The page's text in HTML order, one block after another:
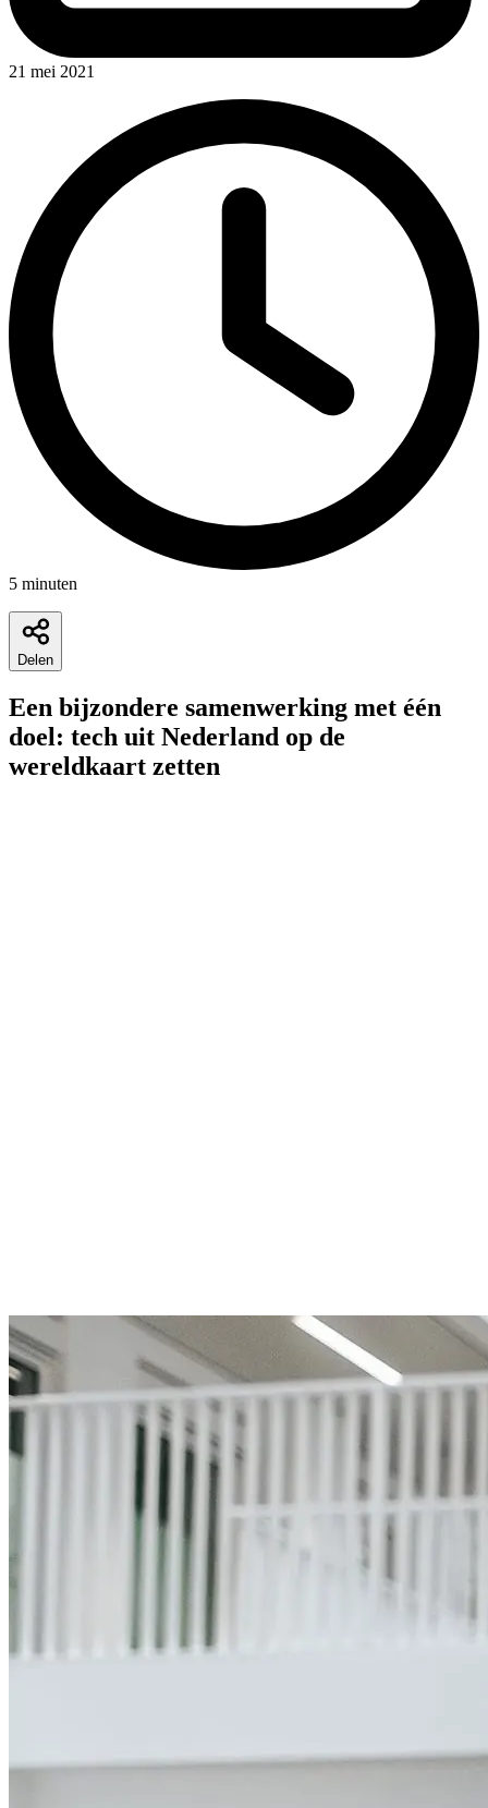
21 mei 2021
5 minuten
Delen
Een bijzondere samenwerking met één
doel: tech uit Nederland op de
wereldkaart zetten